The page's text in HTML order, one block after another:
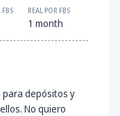
REAL POR FBS
1 month
para depósitos y
No quiero